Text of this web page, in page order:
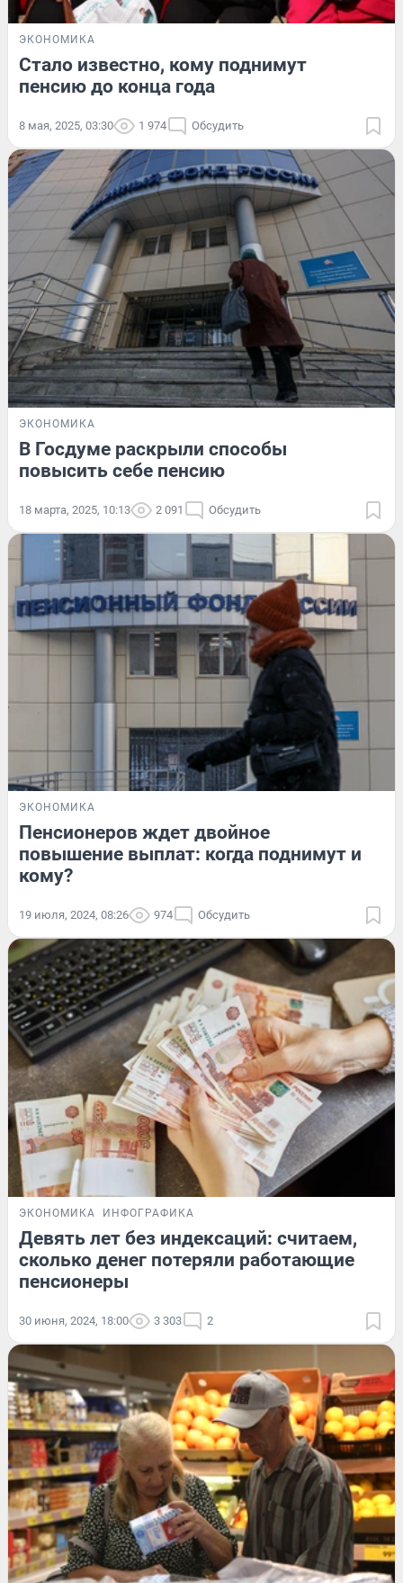
ЭКОНОМИКА
Стало известно, кому поднимут
пенсию до конца года
8 мая, 2025, 03:30 1 974 Обсудить
ЭКОНОМИКА
В Госдуме раскрыли способы
повысить себе пенсию
18 марта, 2025, 10:13 2 091 Обсудить
ЭКОНОМИКА
Пенсионеров ждет двойное
повышение выплат: когда поднимут и
кому?
19 июля, 2024, 08:26 974 Обсудить
ЭКОНОМИКА ИНФОГРАФИКА
Девять лет без индексаций: считаем,
сколько денег потеряли работающие
пенсионеры
30 июня, 2024, 18:00 3 303 2